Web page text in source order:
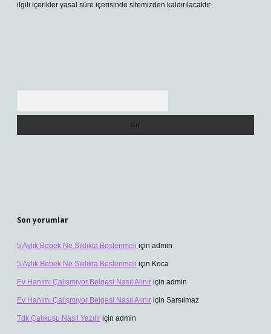
ilgili içerikler yasal süre içerisinde sitemizden kaldırılacaktır.
Son yorumlar
5 Aylık Bebek Ne Sıklıkta Beslenmeli için admin
5 Aylık Bebek Ne Sıklıkta Beslenmeli için Koca
Ev Hanımı Çalışmıyor Belgesi Nasıl Alınır için admin
Ev Hanımı Çalışmıyor Belgesi Nasıl Alınır için Sarsılmaz
Tdk Çalıkuşu Nasıl Yazılır için admin